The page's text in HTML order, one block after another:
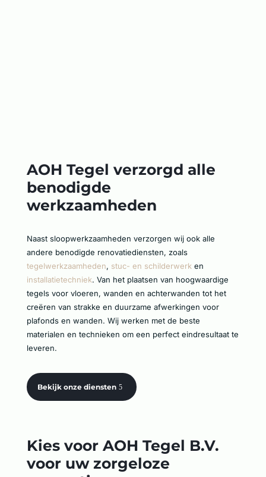
AOH Tegel verzorgd alle
benodigde
werkzaamheden
Naast sloopwerkzaamheden verzorgen wij ook alle
andere benodigde renovatiediensten, zoals
tegelwerkzaamheden, stuc- en schilderwerk en
installatietechniek. Van het plaatsen van hoogwaardige
tegels voor vloeren, wanden en achterwanden tot het
creëren van strakke en duurzame afwerkingen voor
plafonds en wanden. Wij werken met de beste
materialen en technieken om een perfect eindresultaat te
leveren.
Bekijk onze diensten
Kies voor AOH Tegel B.V.
voor uw zorgeloze